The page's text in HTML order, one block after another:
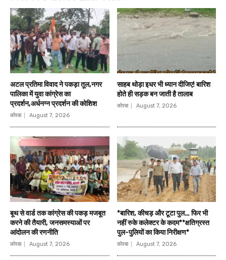
अटल प्रतिमा विवाद ने पकड़ा तूल,नगर
पालिका में युवा कांग्रेस का
प्रदर्शन,अर्धनग्न प्रदर्शन की कोशिश
कोरबा August 7, 2026
साहब थोड़ा इधर भी ध्यान दीजिए! बारिश
होते ही सड़क बन जाती है तालाब
कोरबा August 7, 2026
बूथ से वार्ड तक कांग्रेस की पकड़ मजबूत
करने की तैयारी, जनसमस्याओं पर
आंदोलन की रणनीति
कोरबा August 7, 2026
*बारिश, कीचड़ और टूटा पुल… फिर भी
नहीं रुके कलेक्टर के कदम**क्षतिग्रस्त
पुल-पुलियों का किया निरीक्षण*
कोरबा August 7, 2026